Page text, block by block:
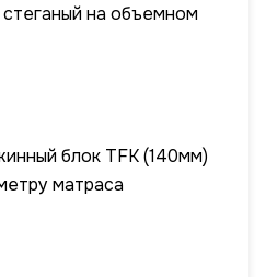
на объемном
блок TFK (140мм)
матраса